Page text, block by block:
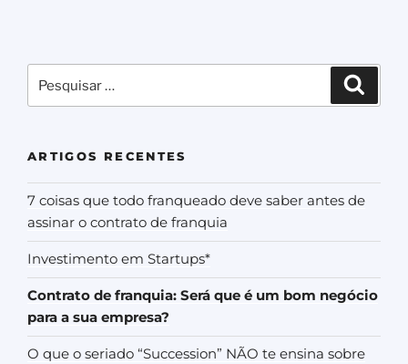
ARTIGOS RECENTES
7 coisas que todo franqueado deve saber antes de
assinar o contrato de franquia
Investimento em Startups*
Contrato de franquia: Será que é um bom negócio
para a sua empresa?
O que o seriado “Succession” NÃO te ensina sobre